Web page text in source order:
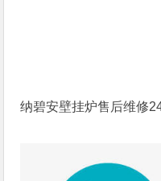
纳碧安壁挂炉售后维修